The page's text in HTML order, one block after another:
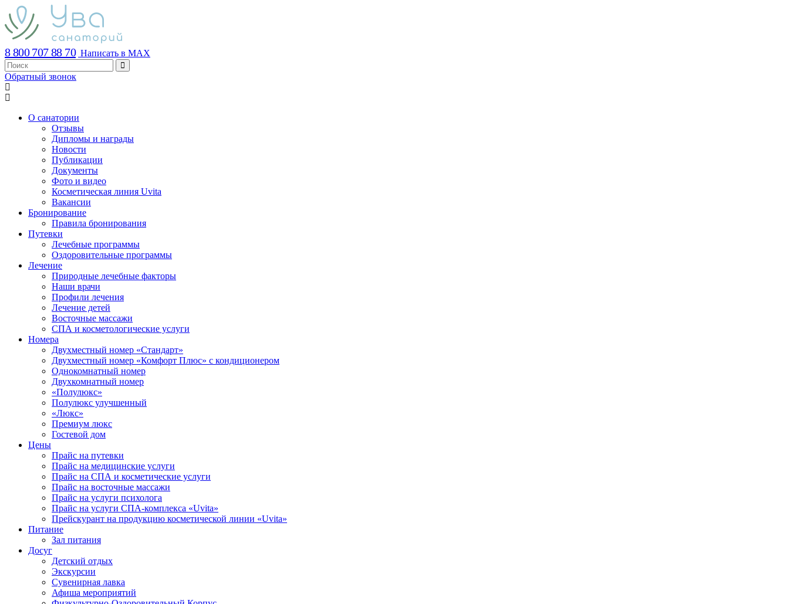
8 800 707 88 70 Написать в MAX
Обратный звонок
О санатории
Отзывы
Дипломы и награды
Новости
Публикации
Документы
Фото и видео
Косметическая линия Uvita
Вакансии
Бронирование
Правила бронирования
Путевки
Лечебные программы
Оздоровительные программы
Лечение
Природные лечебные факторы
Наши врачи
Профили лечения
Лечение детей
Восточные массажи
СПА и косметологические услуги
Номера
Двухместный номер «Стандарт»
Двухместный номер «Комфорт Плюс» с кондиционером
Однокомнатный номер
Двухкомнатный номер
«Полулюкс»
Полулюкс улучшенный
«Люкс»
Премиум люкс
Гостевой дом
Цены
Прайс на путевки
Прайс на медицинские услуги
Прайс на СПА и косметические услуги
Прайс на восточные массажи
Прайс на услуги психолога
Прайс на услуги СПА-комплекса «Uvita»
Прейскурант на продукцию косметической линии «Uvita»
Питание
Зал питания
Досуг
Детский отдых
Экскурсии
Сувенирная лавка
Афиша мероприятий